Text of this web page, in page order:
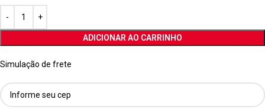
ADICIONAR AO CARRINHO
Simulação de frete